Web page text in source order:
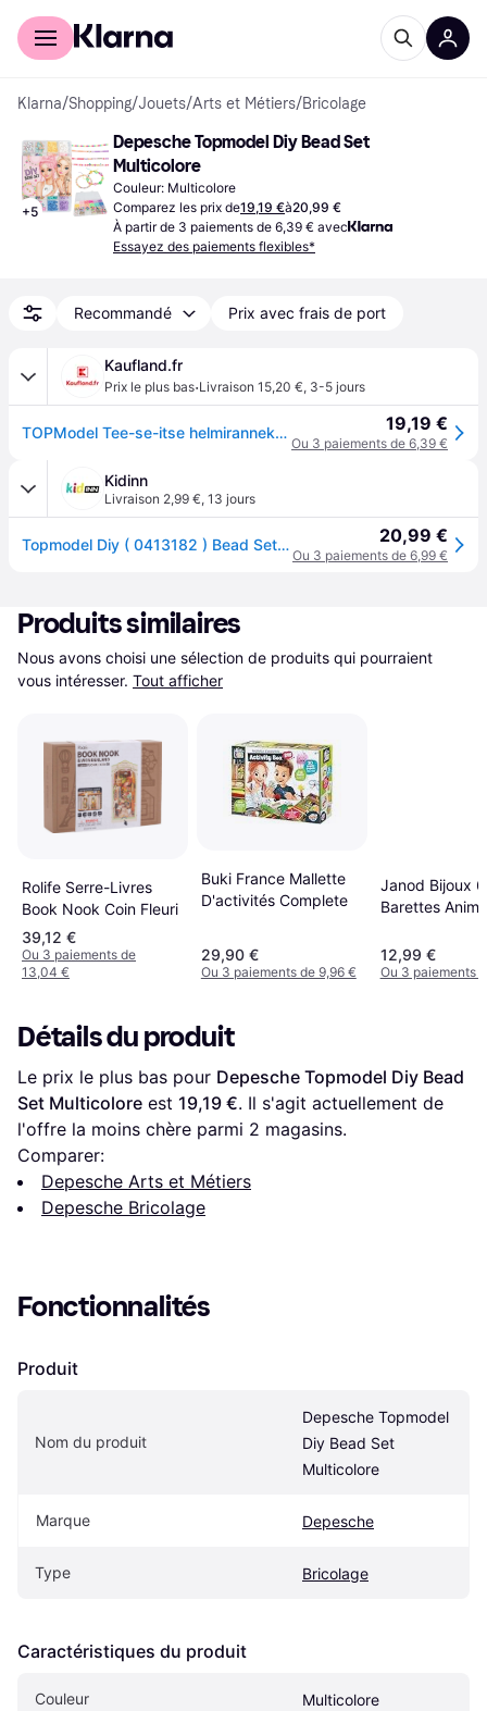
Acheter avec Klarna
Klarna/Shopping/Jouets/Arts et Métiers/Bricolage
+5
Depesche Topmodel Diy Bead Set
Multicolore
Couleur: Multicolore
Comparez les prix de19,19 €à20,99 €
À partir de 3 paiements de 6,39 € avec
Essayez des paiements flexibles*
Recommandé Prix avec frais de port
Kaufland.fr
Prix le plus bas·Livraison 15,20 €, 3-5 jours
TOPModel Tee-se-itse helmirannekorut 19,19 €
Ou 3 paiements de 6,39 €
Kidinn
Livraison 2,99 €, 13 jours
Topmodel Diy ( 0413182 ) Bead Set Multicolore 20,99 €
Ou 3 paiements de 6,99 €
Produits similaires
Nous avons choisi une sélection de produits qui pourraient
vous intéresser. Tout afficher
Rolife Serre-Livres
Book Nook Coin Fleuri
39,12 €
Ou 3 paiements de
13,04 €
Buki France Mallette
D'activités Complete
29,90 €
Ou 3 paiements de 9,96 €
Janod Bijoux 6
Barettes
12,99 €
Ou 3 paiements
Détails du produit
Le prix le plus bas pour Depesche Topmodel Diy Bead
Set Multicolore est 19,19 €. Il s'agit actuellement de
l'offre la moins chère parmi 2 magasins.
Comparer:
Depesche Arts et Métiers
Depesche Bricolage
Fonctionnalités
Produit
Nom du produit
Depesche Topmodel
Diy Bead Set
Multicolore
Marque Depesche
Type Bricolage
Caractéristiques du produit
Couleur Multicolore